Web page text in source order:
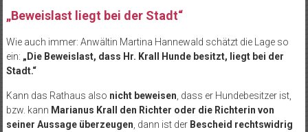
„Beweislast liegt bei der Stadt“
Wie auch immer: Anwältin Martina Hannewald schätzt die Lage so
ein: „Die Beweislast, dass Hr. Krall Hunde besitzt, liegt bei der
Stadt.“
Kann das Rathaus also nicht beweisen , dass er Hundebesitzer ist,
bzw. kann Marianus Krall den Richter oder die Richterin von
seiner Aussage überzeugen , dann ist der Bescheid rechtswidrig